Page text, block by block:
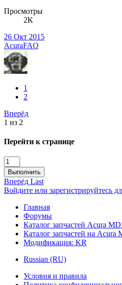
Просмотры
2K
26 Окт 2015
AcuraFAQ
1
2
Вперёд
1 из 2
Перейти к странице
Выполнить
Вперёд Last
Войдите или зарегистрируйтесь
Главная
Форумы
Каталог запчастей Acura
Каталог запчастей на Acura
Модификация: KR
Russian (RU)
Условия и правила